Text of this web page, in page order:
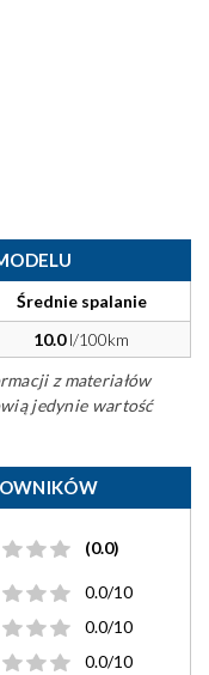
Średnie spalanie
10.0l/100km
z materiałów
jedynie wartość
(0.0)
0.0/10
0.0/10
0.0/10